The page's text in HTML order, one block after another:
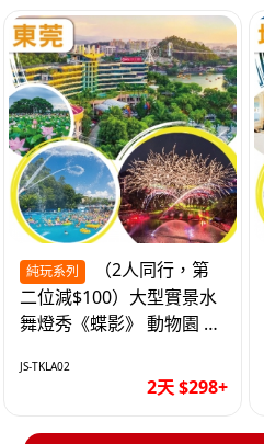
純玩系列
二位減$100）大型實景水
舞燈秀《蝶影》 動物園 水
純玩2天
JS-TKLA02
2天 $298+